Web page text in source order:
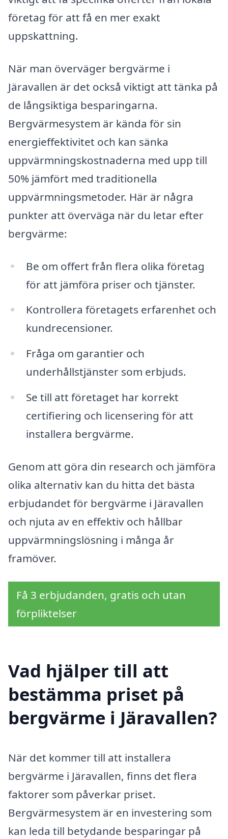
företag för att få en mer exakt
uppskattning.
När man överväger bergvärme i
Järavallen är det också viktigt att tänka på
de långsiktiga besparingarna.
Bergvärmesystem är kända för sin
energieffektivitet och kan sänka
uppvärmningskostnaderna med upp till
50% jämfört med traditionella
uppvärmningsmetoder. Här är några
punkter att överväga när du letar efter
bergvärme:
Be om offert från flera olika företag
för att jämföra priser och tjänster.
Kontrollera företagets erfarenhet och
kundrecensioner.
Fråga om garantier och
underhållstjänster som erbjuds.
Se till att företaget har korrekt
certifiering och licensering för att
installera bergvärme.
Genom att göra din research och jämföra
olika alternativ kan du hitta det bästa
erbjudandet för bergvärme i Järavallen
och njuta av en effektiv och hållbar
uppvärmningslösning i många år
framöver.
Få 3 erbjudanden, gratis och utan
förpliktelser
Vad hjälper till att
bestämma priset på
bergvärme i Järavallen?
När det kommer till att installera
bergvärme i Järavallen, finns det flera
faktorer som påverkar priset.
Bergvärmesystem är en investering som
kan leda till betydande besparingar på